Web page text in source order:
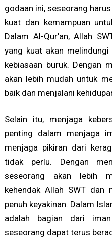
godaan ini, seseorang
kuat dan kemampuan
Dalam Al-Qur’an, Allah
yang kuat akan
kebiasaan buruk. Dengan
akan lebih mudah untuk
baik dan menjalani
Selain itu, menjaga
penting dalam menjaga
menjaga pikiran dari
tidak perlu. Dengan
seseorang akan lebih
kehendak Allah SWT dan
penuh keyakinan. Dalam
adalah bagian dari
seseorang dapat terus